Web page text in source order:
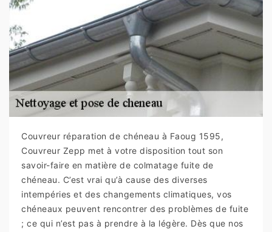
Couvreur réparation de chéneau à Faoug 1595,
Couvreur Zepp met à votre disposition tout son
savoir-faire en matière de colmatage fuite de
chéneau. C’est vrai qu’à cause des diverses
intempéries et des changements climatiques, vos
chéneaux peuvent rencontrer des problèmes de fuite
; ce qui n’est pas à prendre à la légère. Dès que nos